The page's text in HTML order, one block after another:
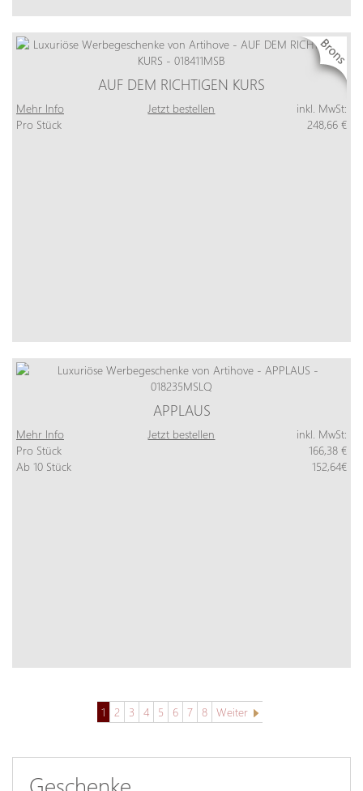
AUF DEM RICHTIGEN KURS
Mehr Info Jetzt bestellen
inkl. MwSt:
Pro Stück
248,66 €
APPLAUS
Mehr Info Jetzt bestellen
inkl. MwSt:
Pro Stück
166,38 €
Ab 10 Stück
152,64€
1 2 3 4 5 6 7 8 Weiter
Geschenke